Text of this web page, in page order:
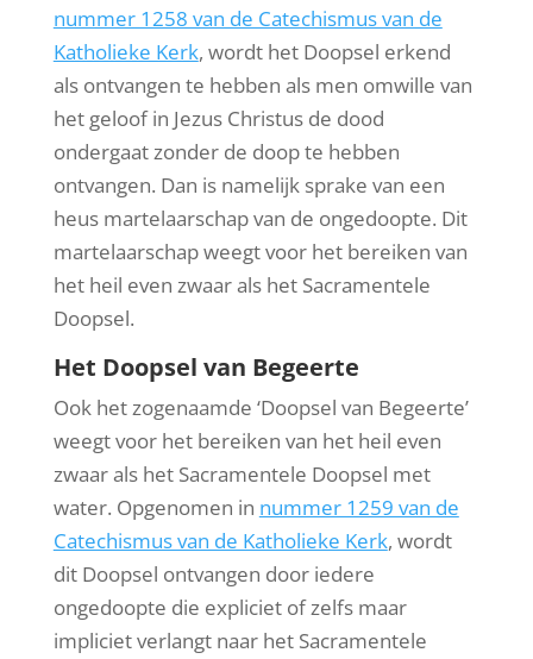
nummer 1258 van de Catechismus van de
Katholieke Kerk, wordt het Doopsel erkend
als ontvangen te hebben als men omwille van
het geloof in Jezus Christus de dood
ondergaat zonder de doop te hebben
ontvangen. Dan is namelijk sprake van een
heus martelaarschap van de ongedoopte. Dit
martelaarschap weegt voor het bereiken van
het heil even zwaar als het Sacramentele
Doopsel.
Het Doopsel van Begeerte
Ook het zogenaamde ‘Doopsel van Begeerte’
weegt voor het bereiken van het heil even
zwaar als het Sacramentele Doopsel met
water. Opgenomen in nummer 1259 van de
Catechismus van de Katholieke Kerk, wordt
dit Doopsel ontvangen door iedere
ongedoopte die expliciet of zelfs maar
impliciet verlangt naar het Sacramentele